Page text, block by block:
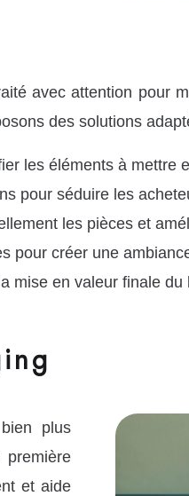
avec attention pour
des solutions
les éléments à mettre
pour séduire les
les pièces et
pour créer une
mise en valeur finale du
plus
et aide